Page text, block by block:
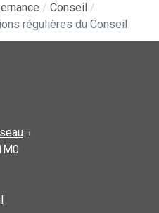
Conseil
régulières du Conseil